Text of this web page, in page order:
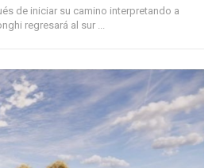
de iniciar su camino interpretando a
regresará al sur ...